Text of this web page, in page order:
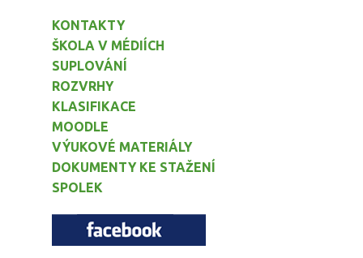
KONTAKTY
ŠKOLA V MÉDIÍCH
SUPLOVÁNÍ
ROZVRHY
KLASIFIKACE
MOODLE
VÝUKOVÉ MATERIÁLY
DOKUMENTY KE STAŽENÍ
SPOLEK